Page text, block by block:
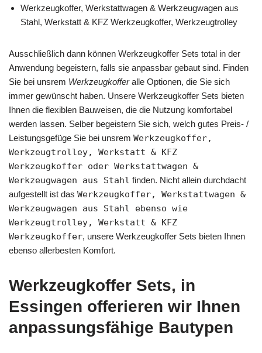
Werkzeugkoffer, Werkstattwagen & Werkzeugwagen aus
Stahl, Werkstatt & KFZ Werkzeugkoffer, Werkzeugtrolley
Ausschließlich dann können Werkzeugkoffer Sets total in der
Anwendung begeistern, falls sie anpassbar gebaut sind. Finden
Sie bei unsrem Werkzeugkofferalle Optionen, die Sie sich
immer gewünscht haben. Unsere Werkzeugkoffer Sets bieten
Ihnen die flexiblen Bauweisen, die die Nutzung komfortabel
werden lassen. Selber begeistern Sie sich, welch gutes Preis- /
Leistungsgefüge Sie bei unsrem Werkzeugkoffer,
Werkzeugtrolley, Werkstatt & KFZ
Werkzeugkoffer oder Werkstattwagen &
Werkzeugwagen aus Stahl finden. Nicht allein durchdacht
aufgestellt ist das Werkzeugkoffer, Werkstattwagen &
Werkzeugwagen aus Stahl ebenso wie
Werkzeugtrolley, Werkstatt & KFZ
Werkzeugkoffer, unsere Werkzeugkoffer Sets bieten Ihnen
ebenso allerbesten Komfort.
Werkzeugkoffer Sets, in
Essingen offerieren wir Ihnen
anpassungsfähige Bautypen